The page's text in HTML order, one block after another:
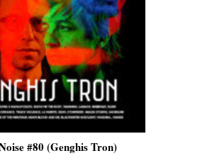
#80 (Genghis Tron)